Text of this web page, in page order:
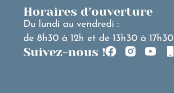
Horaires d’ouverture
Du lundi au vendredi :
de 8h30 à 12h et de 13h30 à 17h30
Suivez-nous !